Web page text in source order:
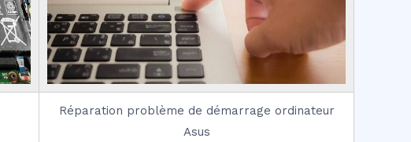
Réparation problème de démarrage ordinateur
Asus